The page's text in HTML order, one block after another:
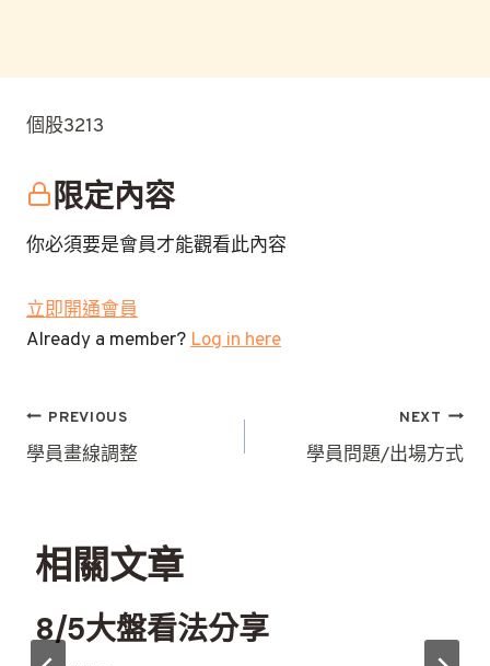
個股3213
限定內容
你必須要是會員才能觀看此內容
立即開通會員
Already a member?Log in here
文
章
覽
PREVIOUS
學員畫線調整
NEXT
學員問題/出場方式
相關文章
8/5大盤看法分享